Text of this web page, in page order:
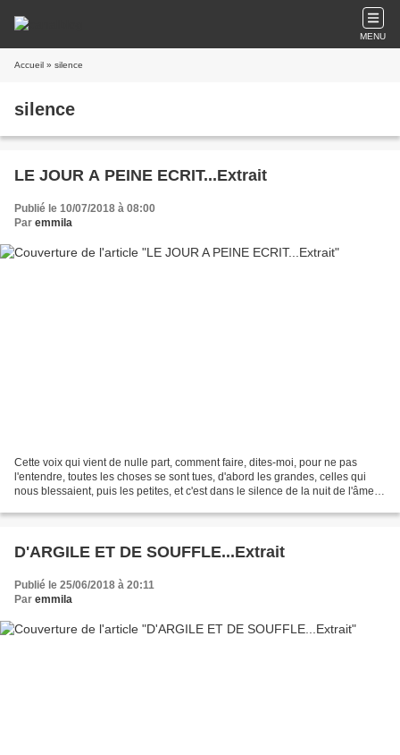
MENU
Accueil » silence
silence
LE JOUR A PEINE ECRIT...Extrait
Publié le 10/07/2018 à 08:00
Par emmila
Cette voix qui vient de nulle part, comment faire, dites-moi, pour ne pas
l'entendre, toutes les choses se sont tues, d'abord les grandes, celles qui
nous blessaient, puis les petites, et c'est dans le silence de la nuit de l'âme,
D'ARGILE ET DE SOUFFLE...Extrait
Publié le 25/06/2018 à 20:11
Par emmila